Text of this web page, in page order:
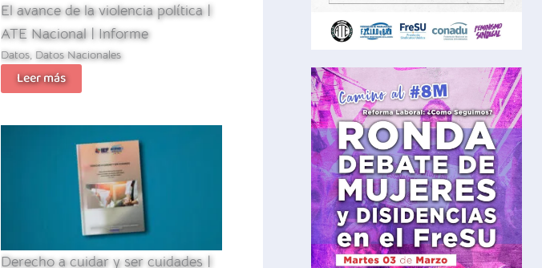
El avance de la violencia política |
ATE Nacional | Informe
Datos, Datos Nacionales
Leer más
Derecho a cuidar y ser cuidades |